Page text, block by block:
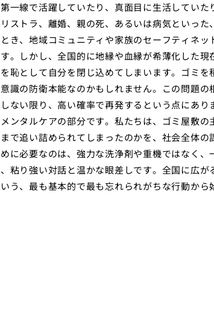
一線で活躍していたり、真面目に生活してい
ストラ、離婚、親の死、あるいは病気といった
き、地域コミュニティや家族のセーフティネ
。しかし、全国的に地縁や血縁が希薄化した現
恥として自分を閉じ込めてしまいます。ゴミを
識の防衛本能なのかもしれません。この問題
ない限り、高い確率で再発するという点にあ
ンタルケアの部分です。私たちは、ゴミ屋敷の
で追い詰められてしまったのかを、社会全体の
に必要なのは、強力な洗浄剤や重機ではなく、
粘り強い対話と温かな眼差しです。全国に広が
う、最も基本的で最も忘れられがちな行動から